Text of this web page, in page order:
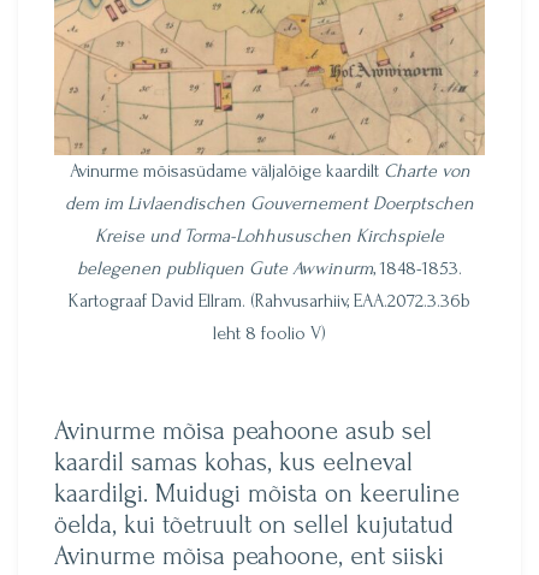
Avinurme mõisasüdame väljalõige kaardilt Charte von
dem im Livlaendischen Gouvernement Doerptschen
Kreise und Torma-Lohhususchen Kirchspiele
belegenen publiquen Gute Awwinurm, 1848-1853.
Kartograaf David Ellram. (Rahvusarhiiv, EAA.2072.3.36b
leht 8 foolio V)
Avinurme mõisa peahoone asub sel
kaardil samas kohas, kus eelneval
kaardilgi. Muidugi mõista on keeruline
öelda, kui tõetruult on sellel kujutatud
Avinurme mõisa peahoone, ent siiski